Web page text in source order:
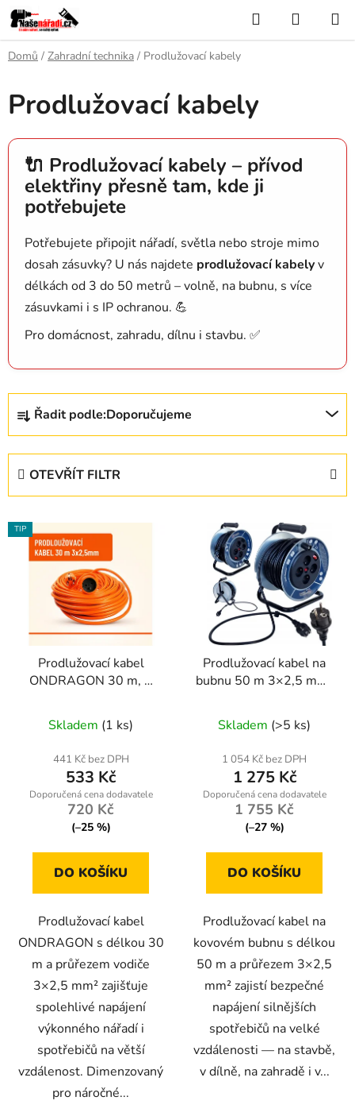
Přejít
na
obsah
Hledat
KOŠÍK
Domů / Zahradní technika / Prodlužovací kabely
Prodlužovací kabely
🔌 Prodlužovací kabely – přívod
elektřiny přesně tam, kde ji
potřebujete
Potřebujete připojit nářadí, světla nebo stroje mimo
dosah zásuvky? U nás najdete prodlužovací kabelyv
délkách od 3 do 50 metrů – volně, na bubnu, s více
zásuvkami i s IP ochranou. 💪
Pro domácnost, zahradu, dílnu i stavbu. ✅
Ř
z
p
Řadit podle:Doporučujeme
OTEVŘÍT FILTR
V
ý
TIP
Prodlužovací kabel
ONDRAGON 30 m, 1
hodnocení
produktu
je
4,9
z
hvězdiček.
Skladem (1 ks)
441 Kč bez DPH
533 Kč
720 Kč
(–25 %)
DO KOŠÍKU
Prodlužovací kabel
ONDRAGON s délkou 30
m a průřezem vodiče
3×2,5 mm² zajišťuje
spolehlivé napájení
výkonného nářadí i
spotřebičů na větší
vzdálenost. Dimenzovaný
pro náročné...
Prodlužovací kabel na
bubnu 50 m 3×2,5 mm²
ONDRAGON
hodnocení
produktu
je
4,0
z
hvězdiček.
Skladem (>5 ks)
1 054 Kč bez DPH
1 275 Kč
1 755 Kč
(–27 %)
DO KOŠÍKU
Prodlužovací kabel na
kovovém bubnu s délkou
50 m a průřezem 3×2,5
mm² zajistí bezpečné
napájení silnějších
spotřebičů na velké
vzdálenosti — na stavbě,
v dílně, na zahradě i v...